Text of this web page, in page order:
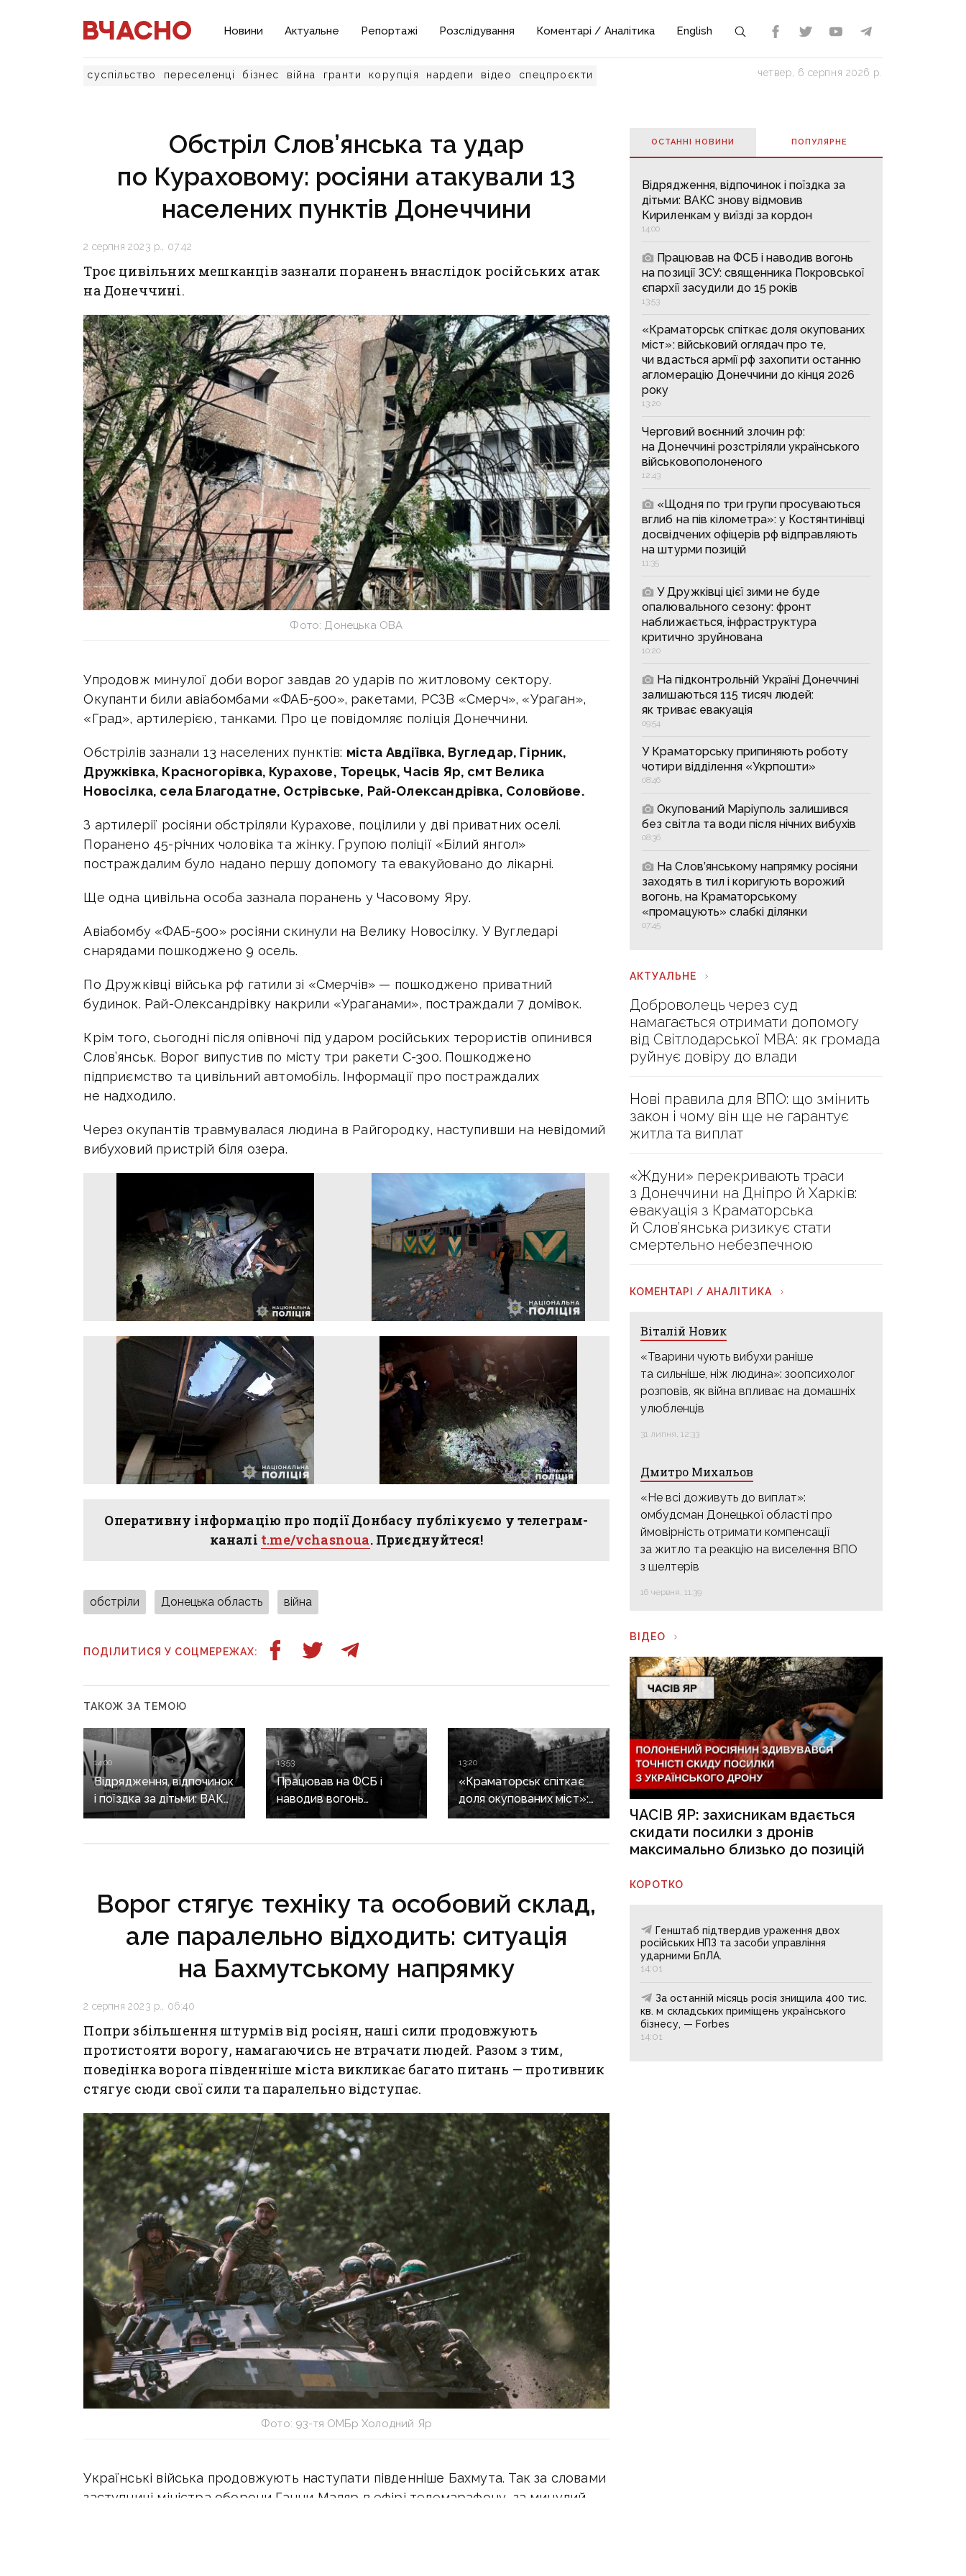
Новини Актуальне Репортажі Розслідування Коментарі / Аналітика English
суспільство переселенці бізнес війна гранти корупція нардепи відео спецпроєкти четвер, 6 серпня 2026 р.
Обстріл Слов’янська та удар
по Кураховому: росіяни атакували 13
населених пунктів Донеччини
2 серпня 2023 р., 07:42
Троє цивільних мешканців зазнали поранень внаслідок російських атак
на Донеччині.
Фото: Донецька ОВА
Упродовж минулої доби ворог завдав 20 ударів по житловому сектору.
Окупанти били авіабомбами «ФАБ-500», ракетами, РСЗВ «Смерч», «Ураган»,
«Град», артилерією, танками. Про це повідомляє поліція Донеччини.
Обстрілів зазнали 13 населених пунктів: міста Авдіївка, Вугледар, Гірник,
Дружківка, Красногорівка, Курахове, Торецьк, Часів Яр, смт Велика
Новосілка, села Благодатне, Острівське, Рай-Олександрівка, Соловйове.
З артилерії росіяни обстріляли Курахове, поцілили у дві приватних оселі.
Поранено 45-річних чоловіка та жінку. Групою поліції «Білий янгол»
постраждалим було надано першу допомогу та евакуйовано до лікарні.
Ще одна цивільна особа зазнала поранень у Часовому Яру.
Авіабомбу «ФАБ-500» росіяни скинули на Велику Новосілку. У Вугледарі
снарядами пошкоджено 9 осель.
По Дружківці війська рф гатили зі «Смерчів» — пошкоджено приватний
будинок. Рай-Олександрівку накрили «Ураганами», постраждали 7 домівок.
Крім того, сьогодні після опівночі під ударом російських терористів опинився
Слов’янськ. Ворог випустив по місту три ракети С-300. Пошкоджено
підприємство та цивільний автомобіль. Інформації про постраждалих
не надходило.
Через окупантів травмувалася людина в Райгородку, наступивши на невідомий
вибуховий пристрій біля озера.
Оперативну інформацію про події Донбасу публікуємо у телеграм-
каналі t.me/vchasnoua. Приєднуйтеся!
обстріли Донецька область війна
ПОДІЛИТИСЯ У СОЦМЕРЕЖАХ:
ТАКОЖ ЗА ТЕМОЮ
14:00
Відрядження, відпочинок
і поїздка за дітьми: ВАКС
знову відмовив
13:53
Працював на ФСБ і
наводив вогонь
на позиції ЗСУ:
13:20
«Краматорськ спіткає
доля окупованих міст»:
військовий оглядач про
Ворог стягує техніку та особовий склад,
але паралельно відходить: ситуація
на Бахмутському напрямку
2 серпня 2023 р., 06:40
Попри збільшення штурмів від росіян, наші сили продовжують
протистояти ворогу, намагаючись не втрачати людей. Разом з тим,
поведінка ворога південніше міста викликає багато питань — противник
стягує сюди свої сили та паралельно відступає.
Фото: 93-тя ОМБр Холодний Яр
Українські війська продовжують наступати південніше Бахмута. Так за словами
заступниці міністра оборони Ганни Маляр в ефірі телемарафону, за минулий
ОСТАННІ НОВИНИ ПОПУЛЯРНE
Відрядження, відпочинок і поїздка за
дітьми: ВАКС знову відмовив
Кириленкам у виїзді за кордон
14:00
Працював на ФСБ і наводив вогонь
на позиції ЗСУ: священника Покровської
єпархії засудили до 15 років
13:53
«Краматорськ спіткає доля окупованих
міст»: військовий оглядач про те,
чи вдасться армії рф захопити останню
агломерацію Донеччини до кінця 2026
року
13:20
Черговий воєнний злочин рф:
на Донеччині розстріляли українського
військовополоненого
12:43
«Щодня по три групи просуваються
вглиб на пів кілометра»: у Костянтинівці
досвідчених офіцерів рф відправляють
на штурми позицій
11:35
У Дружківці цієї зими не буде
опалювального сезону: фронт
наближається, інфраструктура
критично зруйнована
10:20
На підконтрольній Україні Донеччині
залишаються 115 тисяч людей:
як триває евакуація
09:54
У Краматорську припиняють роботу
чотири відділення «Укрпошти»
08:46
Окупований Маріуполь залишився
без світла та води після нічних вибухів
08:36
На Слов’янському напрямку росіяни
заходять в тил і коригують ворожий
вогонь, на Краматорському
«промацують» слабкі ділянки
07:45
АКТУАЛЬНЕ
Доброволець через суд
намагається отримати допомогу
від Світлодарської МВА: як громада
руйнує довіру до влади
Нові правила для ВПО: що змінить
закон і чому він ще не гарантує
житла та виплат
«Ждуни» перекривають траси
з Донеччини на Дніпро й Харків:
евакуація з Краматорська
й Слов’янська ризикує стати
смертельно небезпечною
КОМЕНТАРІ / АНАЛІТИКА
Віталій Новик
«Тварини чують вибухи раніше
та сильніше, ніж людина»: зоопсихолог
розповів, як війна впливає на домашніх
улюбленців
31 липня, 12:33
Дмитро Михальов
«Не всі доживуть до виплат»:
омбудсман Донецької області про
ймовірність отримати компенсації
за житло та реакцію на виселення ВПО
з шелтерів
16 червня, 11:39
ВІДЕО
ЧАСІВ ЯР: захисникам вдається
скидати посилки з дронів
максимально близько до позицій
КОРОТКО
Генштаб підтвердив ураження двох
російських НПЗ та засоби управління
ударними БпЛА.
14:01
За останній місяць росія знищила 400 тис.
кв. м складських приміщень українського
бізнесу, — Forbes
14:01